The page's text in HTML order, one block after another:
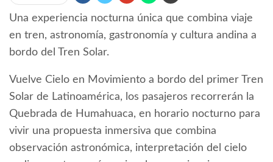
Una experiencia nocturna única que combina viaje
en tren, astronomía, gastronomía y cultura andina a
bordo del Tren Solar.
Vuelve Cielo en Movimiento a bordo del primer Tren
Solar de Latinoamérica, los pasajeros recorrerán la
Quebrada de Humahuaca, en horario nocturno para
vivir una propuesta inmersiva que combina
observación astronómica, interpretación del cielo